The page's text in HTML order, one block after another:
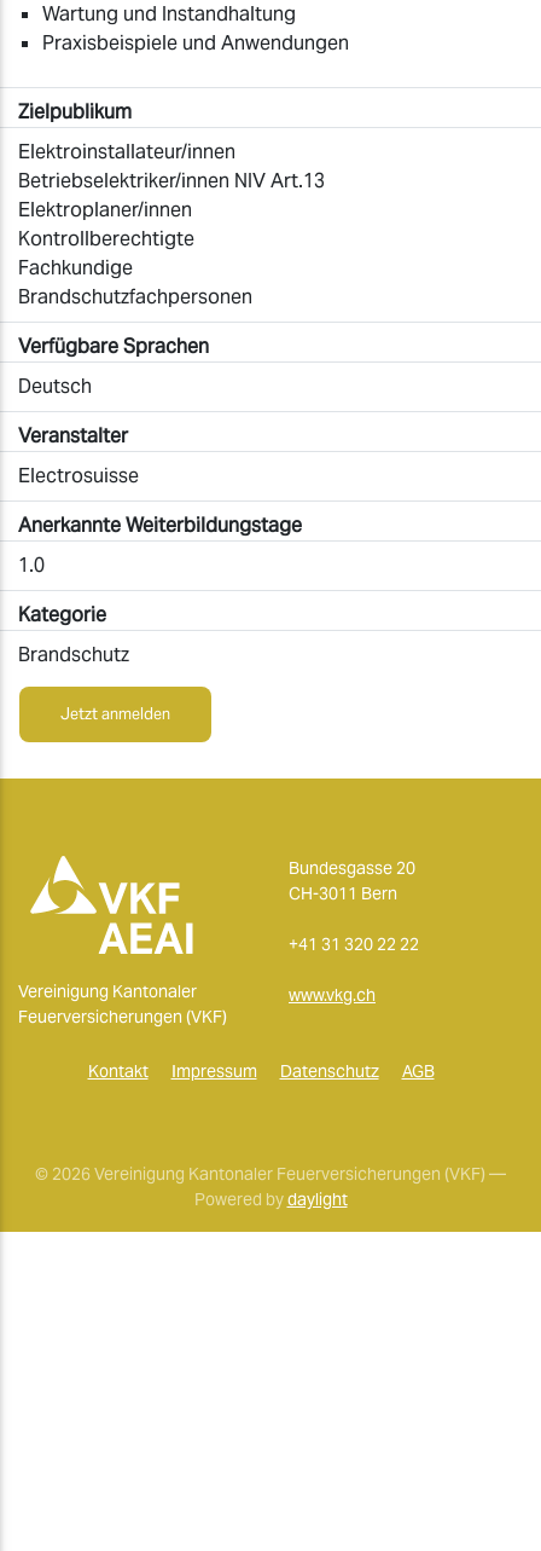
Wartung und Instandhaltung
Praxisbeispiele und Anwendungen
Zielpublikum
Elektroinstallateur/innen
Betriebselektriker/innen NIV Art.13
Elektroplaner/innen
Kontrollberechtigte
Fachkundige
Brandschutzfachpersonen
Verfügbare Sprachen
Deutsch
Veranstalter
Electrosuisse
Anerkannte Weiterbildungstage
1.0
Kategorie
Brandschutz
Jetzt anmelden
Vereinigung Kantonaler
Feuerversicherungen (VKF)
Bundesgasse 20
CH-3011 Bern
+41 31 320 22 22
www.vkg.ch
Kontakt Impressum Datenschutz AGB
© 2026 Vereinigung Kantonaler Feuerversicherungen (VKF) —
Powered bydaylight